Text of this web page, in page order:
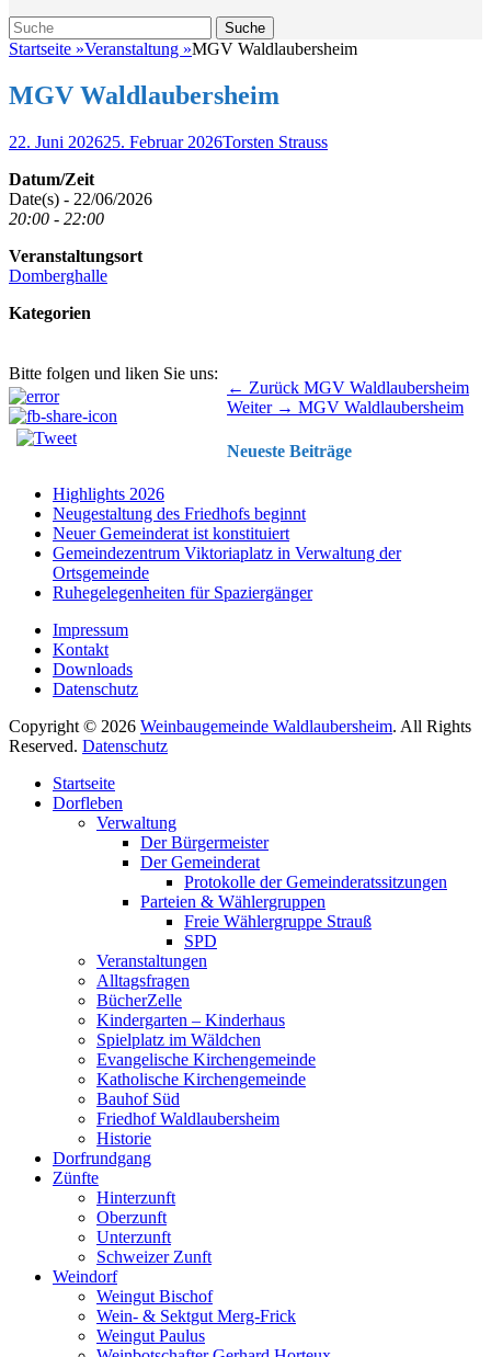
Suche
Suche
nach:
Startseite »Veranstaltung »MGV Waldlaubersheim
MGV Waldlaubersheim
Veröffentlicht
22. Juni 202625. Februar 2026Autor
Torsten Strauss
Datum/Zeit
Date(s) - 22/06/2026
20:00 - 22:00
Veranstaltungsort
Domberghalle
Kategorien
Bitte folgen und liken Sie uns:
Beitragsnavigation ← Zurück Vorhergehender
Beitrag:
MGV Waldlaubersheim
Weiter → Nächster
MGV Waldlaubersheim
Neueste Beiträge
Highlights 2026
Neugestaltung des Friedhofs beginnt
Neuer Gemeinderat ist konstituiert
Gemeindezentrum Viktoriaplatz in Verwaltung der
Ortsgemeinde
Ruhegelegenheiten für Spaziergänger
Impressum
Kontakt
Downloads
Datenschutz
Copyright © 2026 Weinbaugemeinde Waldlaubersheim. All Rights
Reserved. Datenschutz
oben
scrollen
Startseite
Dorfleben
Verwaltung
Der Bürgermeister
Der Gemeinderat
Protokolle der Gemeinderatssitzungen
Parteien & Wählergruppen
Freie Wählergruppe Strauß
SPD
Veranstaltungen
Alltagsfragen
BücherZelle
Kindergarten – Kinderhaus
Spielplatz im Wäldchen
Evangelische Kirchengemeinde
Katholische Kirchengemeinde
Bauhof Süd
Friedhof Waldlaubersheim
Historie
Dorfrundgang
Zünfte
Hinterzunft
Oberzunft
Unterzunft
Schweizer Zunft
Weindorf
Weingut Bischof
Wein- & Sektgut Merg-Frick
Weingut Paulus